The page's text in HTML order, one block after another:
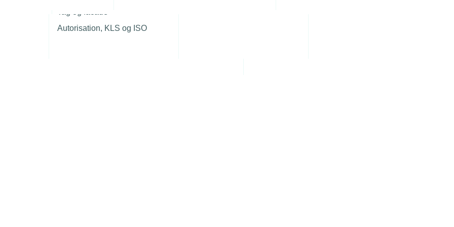
Autorisation, KLS og ISO